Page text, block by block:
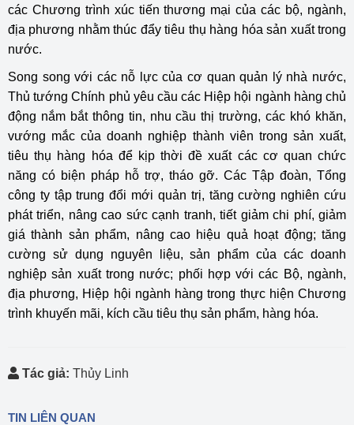
các Chương trình xúc tiến thương mại của các bộ, ngành,
địa phương nhằm thúc đẩy tiêu thụ hàng hóa sản xuất trong
nước.
Song song với các nỗ lực của cơ quan quản lý nhà nước,
Thủ tướng Chính phủ yêu cầu các Hiệp hội ngành hàng chủ
động nắm bắt thông tin, nhu cầu thị trường, các khó khăn,
vướng mắc của doanh nghiệp thành viên trong sản xuất,
tiêu thụ hàng hóa để kịp thời đề xuất các cơ quan chức
năng có biện pháp hỗ trợ, tháo gỡ. Các Tập đoàn, Tổng
công ty tập trung đổi mới quản trị, tăng cường nghiên cứu
phát triển, nâng cao sức cạnh tranh, tiết giảm chi phí, giảm
giá thành sản phẩm, nâng cao hiệu quả hoạt động; tăng
cường sử dụng nguyên liệu, sản phẩm của các doanh
nghiệp sản xuất trong nước; phối hợp với các Bộ, ngành,
địa phương, Hiệp hội ngành hàng trong thực hiện Chương
trình khuyến mãi, kích cầu tiêu thụ sản phẩm, hàng hóa.
Tác giả: Thủy Linh
TIN LIÊN QUAN